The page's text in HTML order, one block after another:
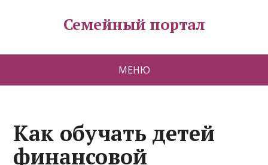
Семейный портал
МЕНЮ
Как обучать детей
финансовой